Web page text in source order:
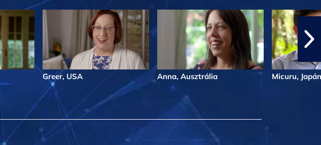
Greer, USA Anna, Ausztrália Micuru, Japán